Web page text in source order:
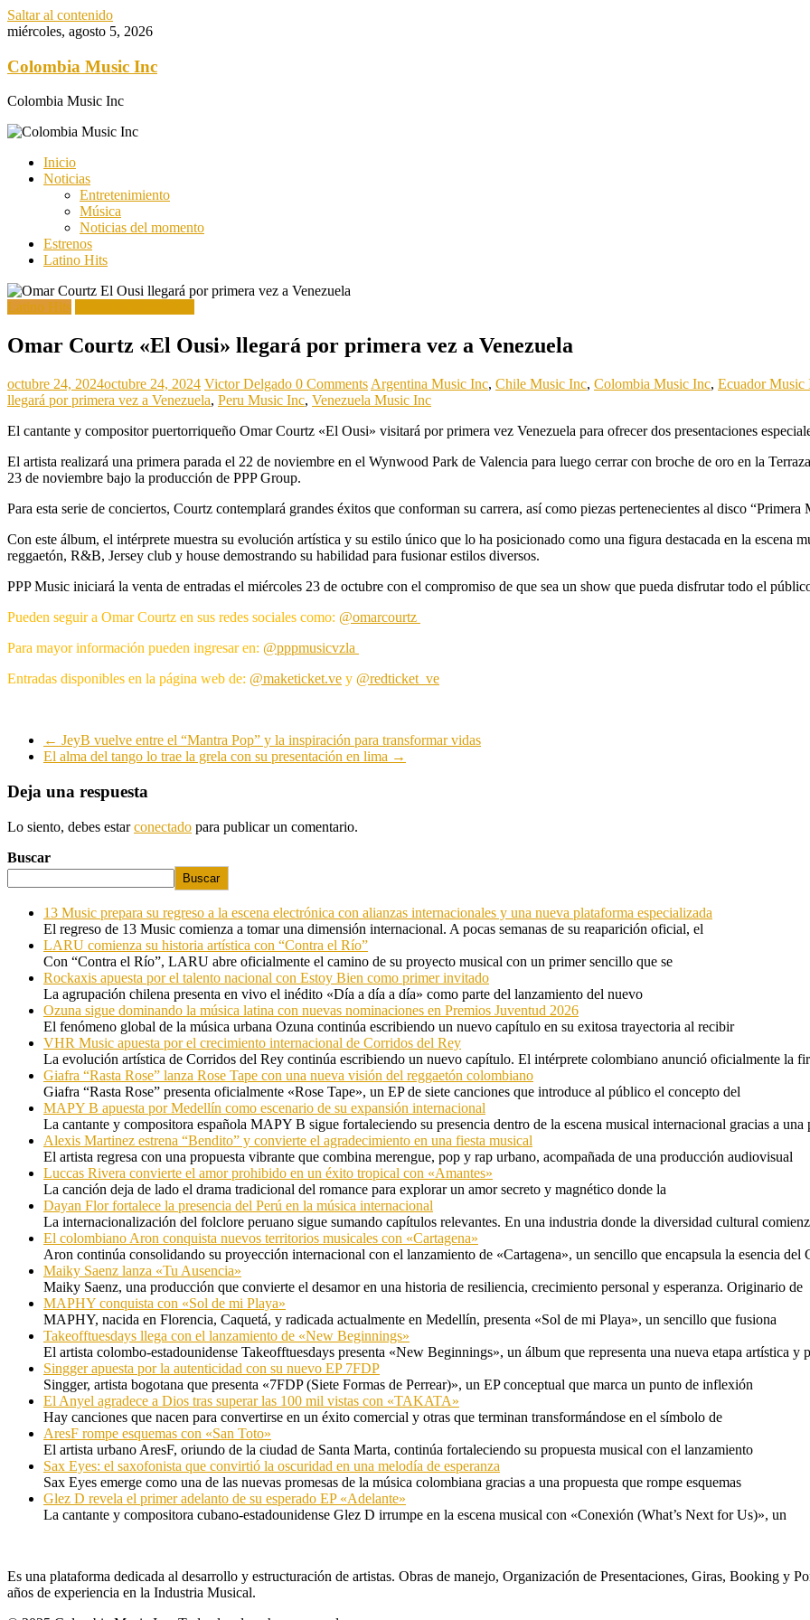
Saltar al contenido
miércoles, agosto 5, 2026
Colombia Music Inc
Colombia Music Inc
Inicio
Noticias
Entretenimiento
Música
Noticias del momento
Estrenos
Latino Hits
Latino Hits
Omar Courtz «El Ousi» llegará por primera vez a Venezuela
octubre 24, 2024octubre 24, 2024 Victor Delgado 0 Comments Argentina Music Inc, Chile Music Inc, Colombia Music Inc, Ecuador Music
llegará por primera vez a Venezuela, Peru Music Inc, Venezuela Music Inc
El cantante y compositor puertorriqueño Omar Courtz «El Ousi» visitará por primera vez Venezuela para ofrecer dos presentaciones
El artista realizará una primera parada el 22 de noviembre en el Wynwood Park de Valencia para luego cerrar con broche de oro en la
23 de noviembre bajo la producción de PPP Group.
Para esta serie de conciertos, Courtz contemplará grandes éxitos que conforman su carrera, así como piezas pertenecientes al disco
Con este álbum, el intérprete muestra su evolución artística y su estilo único que lo ha posicionado como una figura destacada en la escena
reggaetón, R&B, Jersey club y house demostrando su habilidad para fusionar estilos diversos.
PPP Music iniciará la venta de entradas el miércoles 23 de octubre con el compromiso de que sea un show que pueda disfrutar todo el
Pueden seguir a Omar Courtz en sus redes sociales como: @omarcourtz
Para mayor información pueden ingresar en: @pppmusicvzla
Entradas disponibles en la página web de: @maketicket.ve y @redticket_ve
← JeyB vuelve entre el “Mantra Pop” y la inspiración para transformar vidas
El alma del tango lo trae la grela con su presentación en lima →
Deja una respuesta
Lo siento, debes estarconectado para publicar un comentario.
Buscar
Buscar
13 Music prepara su regreso a la escena electrónica con alianzas internacionales y una nueva plataforma especializada
El regreso de 13 Music comienza a tomar una dimensión internacional. A pocas semanas de su reaparición oficial, el
LARU comienza su historia artística con “Contra el Río”
Con “Contra el Río”, LARU abre oficialmente el camino de su proyecto musical con un primer sencillo que se
Rockaxis apuesta por el talento nacional con Estoy Bien como primer invitado
La agrupación chilena presenta en vivo el inédito «Día a día a día» como parte del lanzamiento del nuevo
Ozuna sigue dominando la música latina con nuevas nominaciones en Premios Juventud 2026
El fenómeno global de la música urbana Ozuna continúa escribiendo un nuevo capítulo en su exitosa trayectoria al recibir
VHR Music apuesta por el crecimiento internacional de Corridos del Rey
La evolución artística de Corridos del Rey continúa escribiendo un nuevo capítulo. El intérprete colombiano anunció oficialmente la
Giafra “Rasta Rose” lanza Rose Tape con una nueva visión del reggaetón colombiano
Giafra “Rasta Rose” presenta oficialmente «Rose Tape», un EP de siete canciones que introduce al público el concepto del
MAPY B apuesta por Medellín como escenario de su expansión internacional
La cantante y compositora española MAPY B sigue fortaleciendo su presencia dentro de la escena musical internacional gracias a una
Alexis Martinez estrena “Bendito” y convierte el agradecimiento en una fiesta musical
El artista regresa con una propuesta vibrante que combina merengue, pop y rap urbano, acompañada de una producción audiovisual
Luccas Rivera convierte el amor prohibido en un éxito tropical con «Amantes»
La canción deja de lado el drama tradicional del romance para explorar un amor secreto y magnético donde la
Dayan Flor fortalece la presencia del Perú en la música internacional
La internacionalización del folclore peruano sigue sumando capítulos relevantes. En una industria donde la diversidad cultural
El colombiano Aron conquista nuevos territorios musicales con «Cartagena»
Aron continúa consolidando su proyección internacional con el lanzamiento de «Cartagena», un sencillo que encapsula la esencia del
Maiky Saenz lanza «Tu Ausencia»
Maiky Saenz, una producción que convierte el desamor en una historia de resiliencia, crecimiento personal y esperanza. Originario de
MAPHY conquista con «Sol de mi Playa»
MAPHY, nacida en Florencia, Caquetá, y radicada actualmente en Medellín, presenta «Sol de mi Playa», un sencillo que fusiona
Takeofftuesdays llega con el lanzamiento de «New Beginnings»
El artista colombo-estadounidense Takeofftuesdays presenta «New Beginnings», un álbum que representa una nueva etapa artística y
Singger apuesta por la autenticidad con su nuevo EP 7FDP
Singger, artista bogotana que presenta «7FDP (Siete Formas de Perrear)», un EP conceptual que marca un punto de inflexión
El Anyel agradece a Dios tras superar las 100 mil vistas con «TAKATA»
Hay canciones que nacen para convertirse en un éxito comercial y otras que terminan transformándose en el símbolo de
AresF rompe esquemas con «San Toto»
El artista urbano AresF, oriundo de la ciudad de Santa Marta, continúa fortaleciendo su propuesta musical con el lanzamiento
Sax Eyes: el saxofonista que convirtió la oscuridad en una melodía de esperanza
Sax Eyes emerge como una de las nuevas promesas de la música colombiana gracias a una propuesta que rompe esquemas
Glez D revela el primer adelanto de su esperado EP «Adelante»
La cantante y compositora cubano-estadounidense Glez D irrumpe en la escena musical con «Conexión (What’s Next for Us)», un
Es una plataforma dedicada al desarrollo y estructuración de artistas. Obras de manejo, Organización de Presentaciones, Giras, Booking y
años de experiencia en la Industria Musical.